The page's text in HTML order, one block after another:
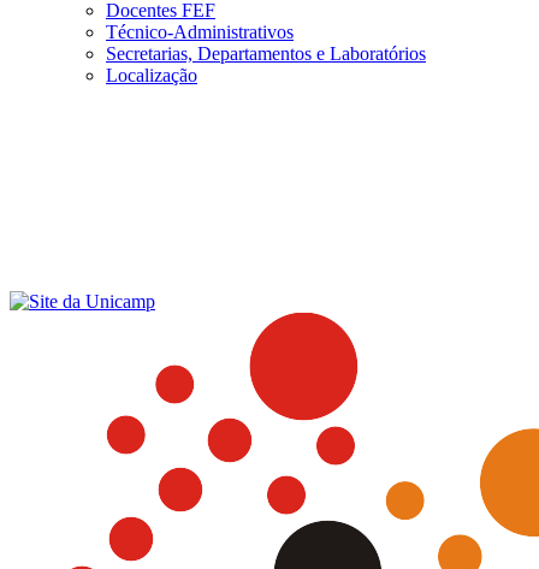
Docentes FEF
Técnico-Administrativos
Secretarias, Departamentos e Laboratórios
Localização